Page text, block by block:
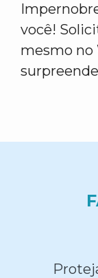
você!
mesmo no